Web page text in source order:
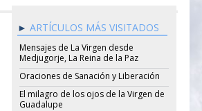
ARTÍCULOS MÁS VISITADOS
Mensajes de La Virgen desde
Medjugorje, La Reina de la Paz
Oraciones de Sanación y Liberación
El milagro de los ojos de la Virgen de
Guadalupe